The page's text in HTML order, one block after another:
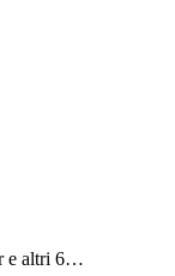
e altri 6…